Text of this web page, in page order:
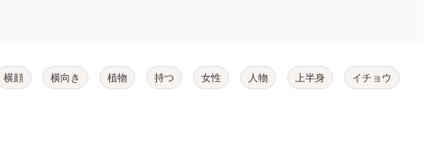
横顔 横向き 植物 持つ 女性 人物 上半身 イチョウ